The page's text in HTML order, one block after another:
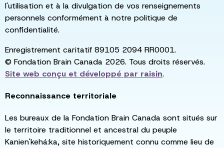
l'utilisation et à la divulgation de vos renseignements
personnels conformément à notre politique de
confidentialité.
Enregistrement caritatif 89105 2094 RR0001.
© Fondation Brain Canada 2026. Tous droits réservés.
Site web conçu et développé par raisin.
Reconnaissance territoriale
Les bureaux de la Fondation Brain Canada sont situés sur
le territoire traditionnel et ancestral du peuple
Kanien'kehá:ka, site historiquement connu comme lieu de